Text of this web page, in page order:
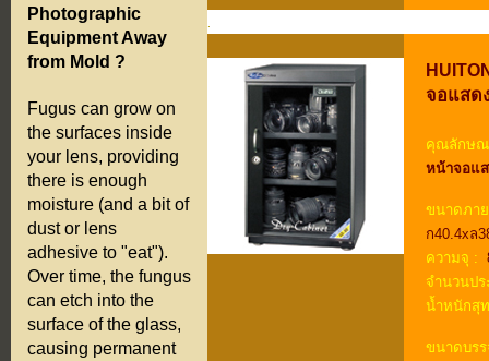
Photographic
Equipment Away
from Mold ?
Fugus can grow on
the surfaces inside
your lens, providing
there is enough
moisture (and a bit of
dust or lens
adhesive to "eat").
Over time, the fungus
can etch into the
surface of the glass,
causing permanent
จอแสด
คุณลักษณ
หน้าจอแ
ขนาดภา
ก40.4xล
ความจุ :
จำนวนป
น้ำหนักสุ
ขนาดบร